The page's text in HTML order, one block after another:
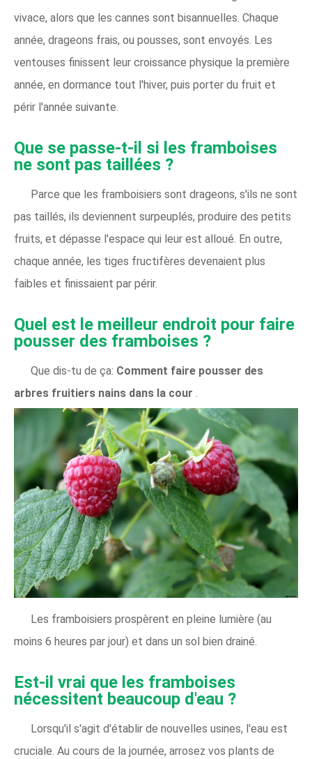
vivace, alors que les cannes sont bisannuelles. Chaque
année, drageons frais, ou pousses, sont envoyés. Les
ventouses finissent leur croissance physique la première
année, en dormance tout l'hiver, puis porter du fruit et
périr l'année suivante.
Que se passe-t-il si les framboises
ne sont pas taillées ?
Parce que les framboisiers sont drageons, s'ils ne sont
pas taillés, ils deviennent surpeuplés, produire des petits
fruits, et dépasse l'espace qui leur est alloué. En outre,
chaque année, les tiges fructifères devenaient plus
faibles et finissaient par périr.
Quel est le meilleur endroit pour faire
pousser des framboises ?
Que dis-tu de ça: Comment faire pousser des
arbres fruitiers nains dans la cour .
Les framboisiers prospèrent en pleine lumière (au
moins 6 heures par jour) et dans un sol bien drainé.
Est-il vrai que les framboises
nécessitent beaucoup d'eau ?
Lorsqu'il s'agit d'établir de nouvelles usines, l'eau est
cruciale. Au cours de la journée, arrosez vos plants de